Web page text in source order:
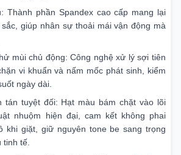
Thành phần Spandex cao cấp mang lại
giúp nhân sự thoải mái vận động mà
mùi chủ động: Công nghệ xử lý sợi tiên
vi khuẩn và nấm mốc phát sinh, kiểm
ngày dài.
tán tuyệt đối: Hạt màu bám chặt vào lõi
nhuộm hiện đại, cam kết không phai
khi giặt, giữ nguyên tone be sang trọng
tinh tế.